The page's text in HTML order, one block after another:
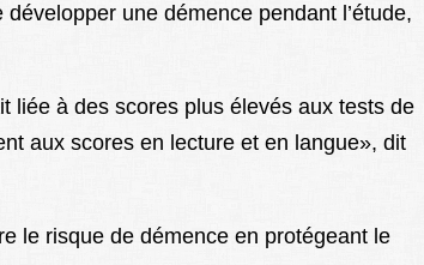
une démence pendant l’étude,
liée à des scores plus élevés aux tests de
aux scores en lecture et en langue», dit
le risque de démence en protégeant le